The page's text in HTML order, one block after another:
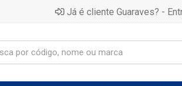
Já é cliente Guaraves? -